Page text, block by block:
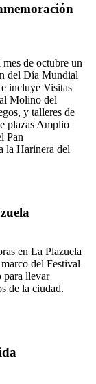
de octubre un
del Día Mundial
incluye Visitas
Molino del
y talleres de
plazas Amplio
Pan
la Harinera del
en La Plazuela
del Festival
para llevar
de la ciudad.